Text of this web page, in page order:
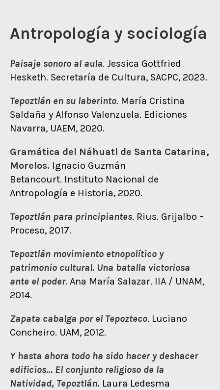
Antropología y sociología
Paisaje sonoro al aula. Jessica Gottfried
Hesketh. Secretaría de Cultura, SACPC, 2023.
Tepoztlán en su laberinto. María Cristina
Saldaña y Alfonso Valenzuela. Ediciones
Navarra, UAEM, 2020.
Gramática del Náhuatl de Santa Catarina,
Morelos. Ignacio Guzmán
Betancourt. Instituto Nacional de
Antropología e Historia, 2020.
Tepoztlán para principiantes. Rius. Grijalbo –
Proceso, 2017.
Tepoztlán movimiento etnopolítico y
patrimonio cultural. Una batalla victoriosa
ante el poder. Ana María Salazar. IIA / UNAM,
2014.
Zapata cabalga por el Tepozteco. Luciano
Concheiro. UAM, 2012.
Y hasta ahora todo ha sido hacer y deshacer
edificios… El conjunto religioso de la
Natividad, Tepoztlán. Laura Ledesma